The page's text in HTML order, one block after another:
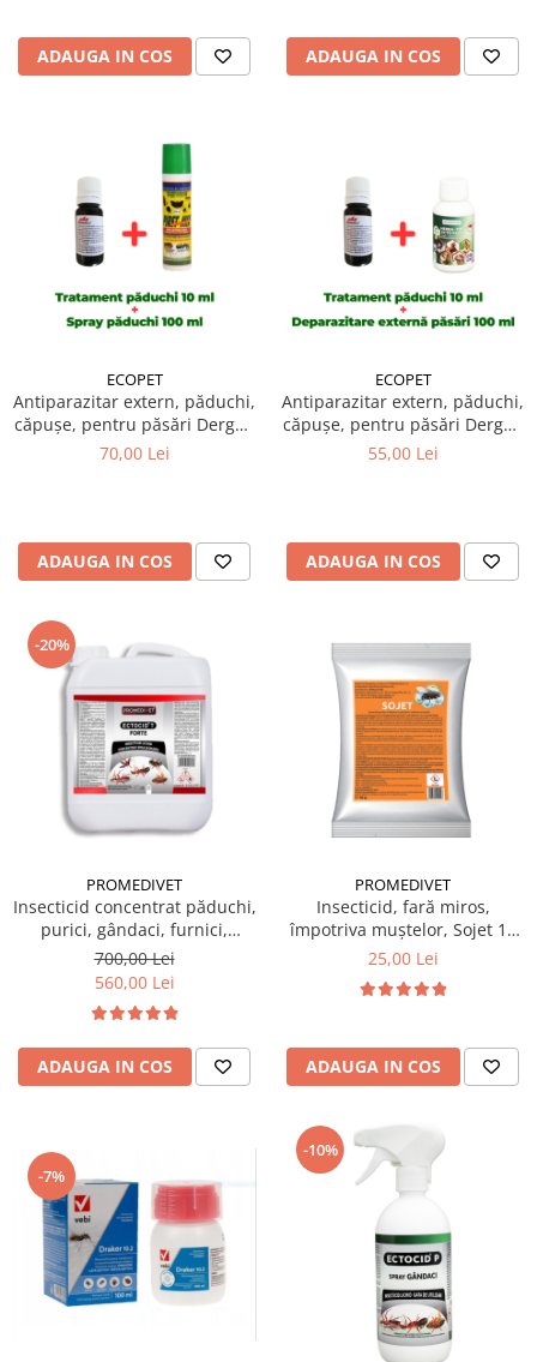
puricilor
ADAUGA IN COS
puricilor
ADAUGA IN COS
ECOPET
Antiparazitar extern, păduchi,
căpuşe, pentru păsări Dergall
10 ml + Spray insecticid
70,00 Lei
ADAUGA IN COS
ECOPET
Antiparazitar extern, păduchi,
căpuşe, pentru păsări Dergall
10 ml + Soluție păduchi, de
55,00 Lei
ADAUGA IN COS
-20%
PROMEDIVET
Insecticid concentrat păduchi,
purici, gândaci, furnici,
muște, țânțari Ectocid Forte T
5L
700,00 Lei
560,00 Lei
ADAUGA IN COS
PROMEDIVET
Insecticid, fară miros,
împotriva muștelor, Sojet 10
gr
25,00 Lei
ADAUGA IN COS
-7%
-10%